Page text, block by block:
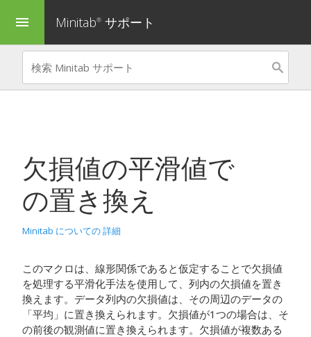
menu Minitab® サポート
欠損値の平滑値で
の置き換え
Minitab についての 詳細
このマクロは、線形関係であると仮定することで欠損値
を処理する平滑化手法を使用して、列内の欠損値を置き
換えます。データ列内の欠損値は、その周辺のデータの
「平均」に置き換えられます。欠損値が1つの場合は、そ
の前後の観測値に置き換えられます。欠損値が複数ある